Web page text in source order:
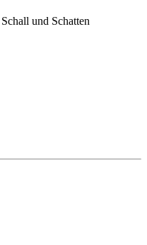
Schall und Schatten